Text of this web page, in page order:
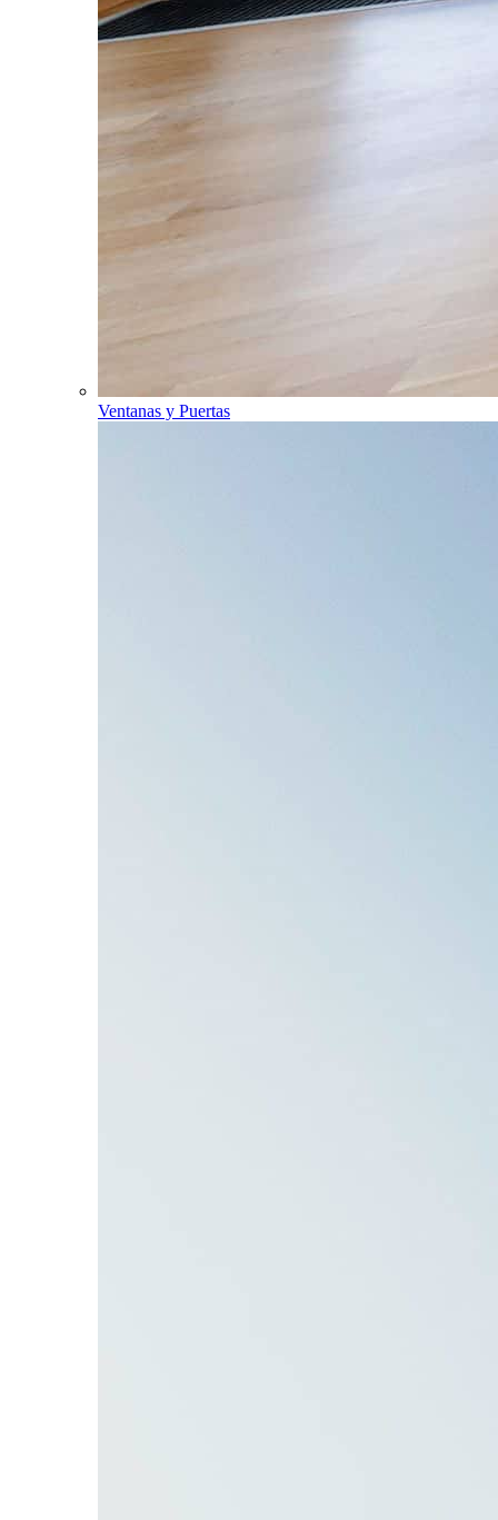
Ventanas y Puertas